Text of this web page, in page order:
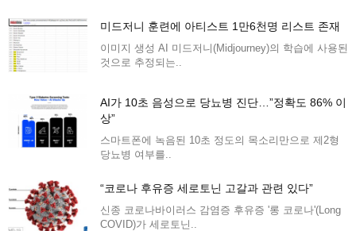
미드저니 훈련에 아티스트 1만6천명 리스트 존재
이미지 생성 AI 미드저니(Midjourney)의 학습에 사용된
것으로 추정되는..
AI가 10초 음성으로 당뇨병 진단…”정확도 86% 이
상”
스마트폰에 녹음된 10초 정도의 목소리만으로 제2형
당뇨병 여부를..
“코로나 후유증 세로토닌 고갈과 관련 있다”
신종 코로나바이러스 감염증 후유증 '롱 코로나'(Long
COVID)가 세로토닌..